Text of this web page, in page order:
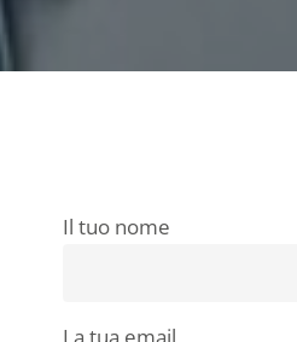
Il tuo nome